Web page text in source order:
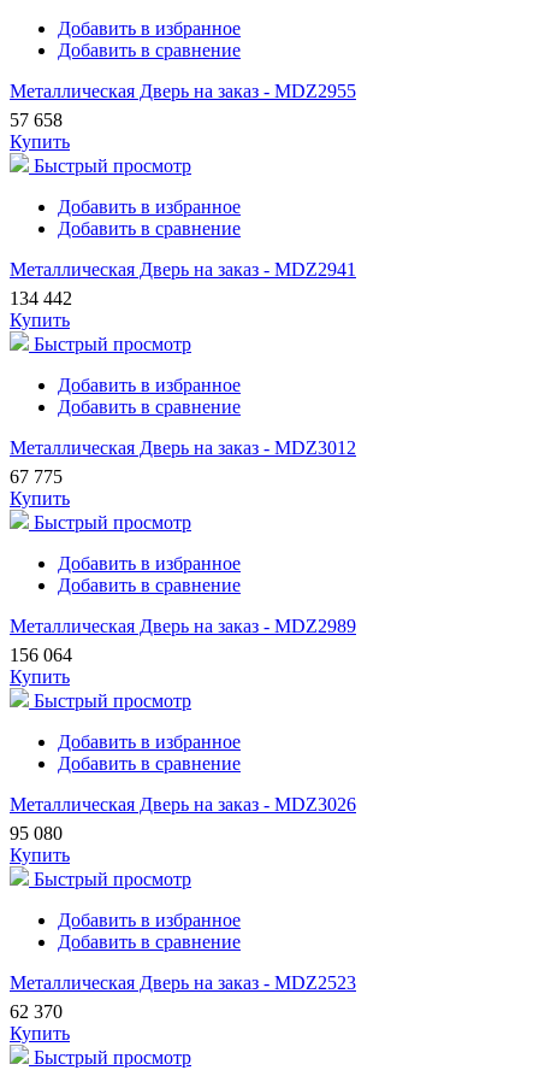
Добавить в избранное
Добавить в сравнение
Металлическая Дверь на заказ - MDZ2955
57 658
Купить
Быстрый просмотр
Добавить в избранное
Добавить в сравнение
Металлическая Дверь на заказ - MDZ2941
134 442
Купить
Быстрый просмотр
Добавить в избранное
Добавить в сравнение
Металлическая Дверь на заказ - MDZ3012
67 775
Купить
Быстрый просмотр
Добавить в избранное
Добавить в сравнение
Металлическая Дверь на заказ - MDZ2989
156 064
Купить
Быстрый просмотр
Добавить в избранное
Добавить в сравнение
Металлическая Дверь на заказ - MDZ3026
95 080
Купить
Быстрый просмотр
Добавить в избранное
Добавить в сравнение
Металлическая Дверь на заказ - MDZ2523
62 370
Купить
Быстрый просмотр